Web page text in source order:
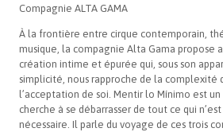
Compagnie ALTA GAMA
À la frontière entre cirque contemporain,
musique, la compagnie Alta Gama propose
création intime et épurée qui, sous son
simplicité, nous rapproche de la complexité
l’acceptation de soi. Mentir lo Mínimo est
cherche à se débarrasser de tout ce qui n’est
nécessaire. Il parle du voyage de ces trois